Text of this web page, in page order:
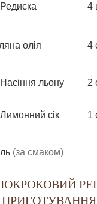
Редиска 4
олія 4
Насіння льону 2
Лимонний сік 1
(за смаком)
ПРИГОТУВАННЯ